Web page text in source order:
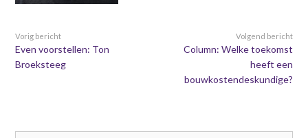
Vorig bericht
Even voorstellen: Ton
Broeksteeg
Volgend bericht
Column: Welke toekomst
heeft een
bouwkostendeskundige?